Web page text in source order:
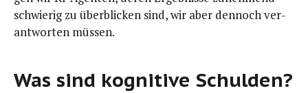
schwie­rig zu über­bli­cken sind, wir aber den­noch ver­
ant­wor­ten müssen.
Was sind kognitive Schulden?